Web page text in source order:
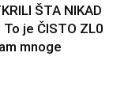
ŠTA NIKAD
To je ČISTO ZL0
mnoge